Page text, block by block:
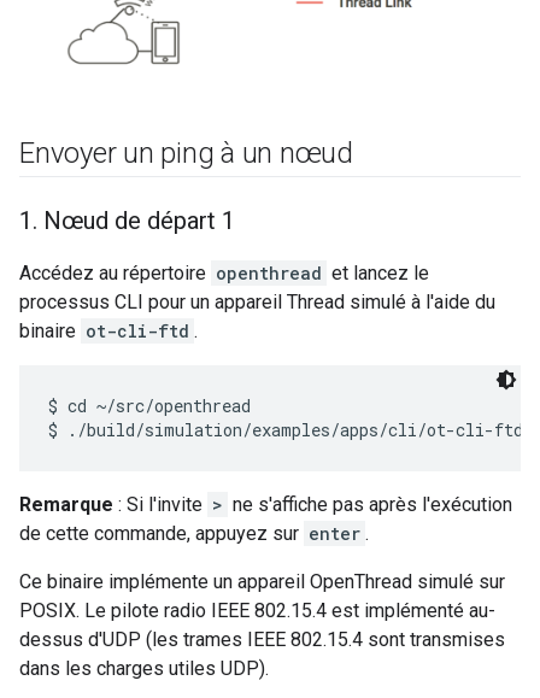
Envoyer un ping à un nœud
1 . Nœud de départ 1
Accédez au répertoire openthread et lancez le
processus CLI pour un appareil Thread simulé à l'aide du
binaire ot-cli-ftd .
$ cd ~/src/openthread
Remarque : Si l'invite > ne s'affiche pas après l'exécution
de cette commande, appuyez sur enter .
Ce binaire implémente un appareil OpenThread simulé sur
POSIX. Le pilote radio IEEE 802.15.4 est implémenté au-
dessus d'UDP (les trames IEEE 802.15.4 sont transmises
dans les charges utiles UDP).